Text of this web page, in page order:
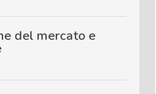
del mercato e